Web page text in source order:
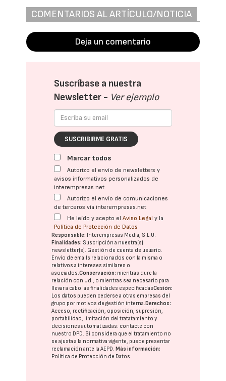
COMENTARIOS AL ARTÍCULO/NOTICIA
Deja un comentario
Suscríbase a nuestra
Newsletter - Ver ejemplo
SUSCRIBIRME GRATIS
Marcar todos
Autorizo el envío de newsletters y
avisos informativos personalizados de
interempresas.net
Autorizo el envío de comunicaciones
de terceros vía interempresas.net
He leído y acepto elAviso Legal y la
Política de Protección de Datos
Responsable: Interempresas Media, S.L.U.
Finalidades: Suscripción a nuestra(s)
newsletter(s). Gestión de cuenta de usuario.
Envío de emails relacionados con la misma o
relativos a intereses similares o
asociados.Conservación: mientras dure la
relación con Ud., o mientras sea necesario para
llevar a cabo las finalidades especificadasCesión:
Los datos pueden cederse a otras empresas del
grupo por motivos de gestión interna.Derechos:
Acceso, rectificación, oposición, supresión,
portabilidad, limitación del tratatamiento y
decisiones automatizadas: contacte con
nuestro DPD . Si considera que el tratamiento no
se ajusta a la normativa vigente, puede presentar
reclamación ante laAEPD .Más información:
Política de Protección de Datos